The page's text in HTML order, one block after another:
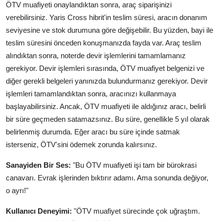
ÖTV muafiyeti onaylandıktan sonra, araç siparişinizi
verebilirsiniz. Yaris Cross hibrit'in teslim süresi, aracın donanım
seviyesine ve stok durumuna göre değişebilir. Bu yüzden, bayi ile
teslim süresini önceden konuşmanızda fayda var. Araç teslim
alındıktan sonra, noterde devir işlemlerini tamamlamanız
gerekiyor. Devir işlemleri sırasında, ÖTV muafiyet belgenizi ve
diğer gerekli belgeleri yanınızda bulundurmanız gerekiyor. Devir
işlemleri tamamlandıktan sonra, aracınızı kullanmaya
başlayabilirsiniz. Ancak, ÖTV muafiyeti ile aldığınız aracı, belirli
bir süre geçmeden satamazsınız. Bu süre, genellikle 5 yıl olarak
belirlenmiş durumda. Eğer aracı bu süre içinde satmak
isterseniz, ÖTV'sini ödemek zorunda kalırsınız.
Sanayiden Bir Ses: "Bu ÖTV muafiyeti işi tam bir bürokrasi
canavarı. Evrak işlerinden bıktırır adamı. Ama sonunda değiyor,
o ayrı!"
Kullanıcı Deneyimi: "ÖTV muafiyet sürecinde çok uğraştım.